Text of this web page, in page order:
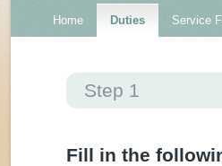
Home Duties Service
Step 1
Fill in the